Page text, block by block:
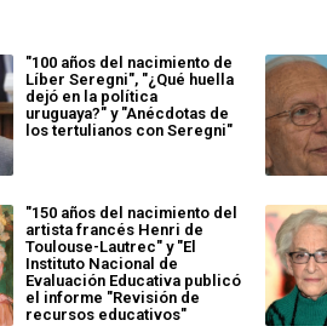
"100 años del nacimiento de
Líber Seregni", "¿Qué huella
dejó en la política
uruguaya?" y "Anécdotas de
los tertulianos con Seregni"
"150 años del nacimiento del
artista francés Henri de
Toulouse-Lautrec" y "El
Instituto Nacional de
Evaluación Educativa publicó
el informe "Revisión de
recursos educativos"